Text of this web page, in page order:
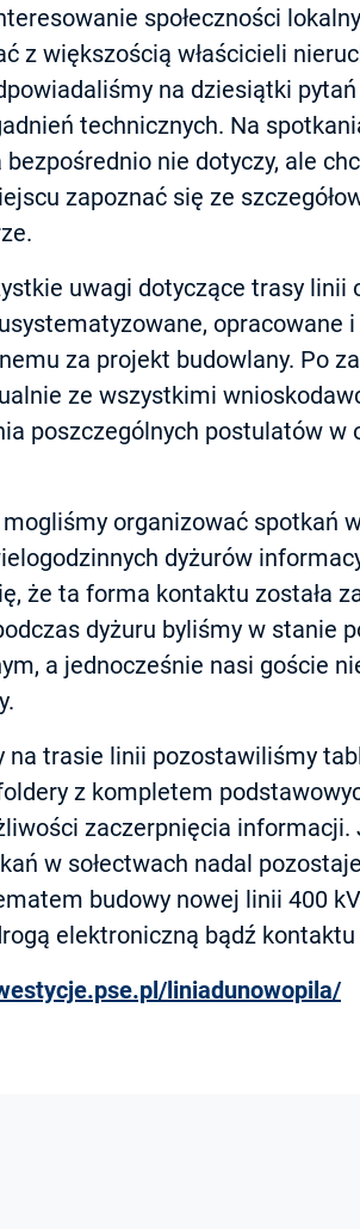
społeczności
z większością właścicieli
na dziesiątki
technicznych. Na
nie dotyczy, ale
zapoznać się ze
uwagi dotyczące trasy linii
opracowane
za projekt budowlany. Po
ze wszystkimi
poszczególnych postulatów w
organizować spotkań
dyżurów
że ta forma kontaktu została
dyżuru byliśmy w stanie
a jednocześnie nasi goście
na trasie linii pozostawiliśmy
z kompletem
zaczerpnięcia informacji.
w sołectwach nadal
budowy nowej linii 400
elektroniczną bądź
liniadunowopila/